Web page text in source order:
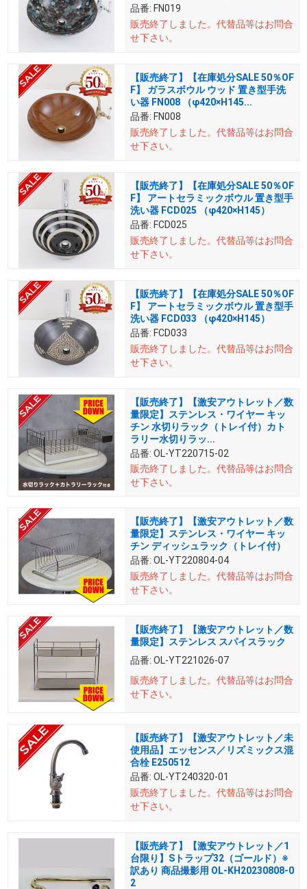
品番: FN019
販売終了しました。 代替品等はお問合
せ下さい。
【販売終了】【在庫処分SALE 50％OF
F】 ガラスボウル ウッド 置き型手洗
い器 FN008 （φ420×H145...
品番: FN008
販売終了しました。 代替品等はお問合
せ下さい。
【販売終了】【在庫処分SALE 50％OF
F】 アートセラミックボウル 置き型手
洗い器 FCD025 （φ420×H145）
品番: FCD025
販売終了しました。 代替品等はお問合
せ下さい。
【販売終了】【在庫処分SALE 50％OF
F】 アートセラミックボウル 置き型手
洗い器 FCD033 （φ420×H145）
品番: FCD033
販売終了しました。 代替品等はお問合
せ下さい。
【販売終了】【激安アウトレット／数
量限定】ステンレス・ワイヤー キッ
チン 水切りラック（トレイ付）カト
ラリー水切りラッ...
品番: OL-YT220715-02
販売終了しました。 代替品等はお問合
せ下さい。
【販売終了】【激安アウトレット／数
量限定】ステンレス・ワイヤー キッ
チン ディッシュラック（トレイ付）
品番: OL-YT220804-04
販売終了しました。 代替品等はお問合
せ下さい。
【販売終了】【激安アウトレット／数
量限定】ステンレス スパイスラック
品番: OL-YT221026-07
販売終了しました。 代替品等はお問合
せ下さい。
【販売終了】【激安アウトレット／未
使用品】エッセンス／リズミックス混
合栓 E250512
品番: OL-YT240320-01
販売終了しました。 代替品等はお問合
せ下さい。
【販売終了】【激安アウトレット／1
台限り】Sトラップ32（ゴールド）※
訳あり 商品撮影用 OL-KH20230808-0
2